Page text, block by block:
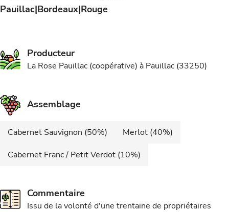
Pauillac Bordeaux Rouge
Producteur
La Rose Pauillac (coopérative) à Pauillac (33250)
Assemblage
Cabernet Sauvignon (50%)
Merlot (40%)
Cabernet Franc / Petit Verdot (10%)
Commentaire
Issu de la volonté d'une trentaine de propriétaires